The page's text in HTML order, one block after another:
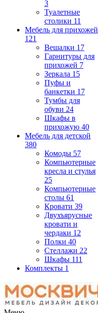
3
Туалетные
столики 11
Мебель для прихожей
121
Вешалки 17
Гарнитуры для
прихожей 7
Зеркала 15
Пуфы и
банкетки 17
Тумбы для
обуви 24
Шкафы в
прихожую 40
Мебель для детской
380
Комоды 57
Компьютерные
кресла и стулья
25
Компьютерные
столы 61
Кровати 39
Двухъярусные
кровати и
чердаки 12
Полки 40
Стеллажи 22
Шкафы 111
Комплекты 1